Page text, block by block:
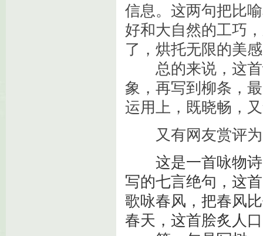
信息。这两句把比
好和大自然的工巧
了，烘托无限的美
总的来说，这首
象，再写到柳条，
运用上，既晓畅，
又有网友赏评为
这是一首咏物
写的七言绝句，这
歌咏春风，把春风
春天，这首脍炙人